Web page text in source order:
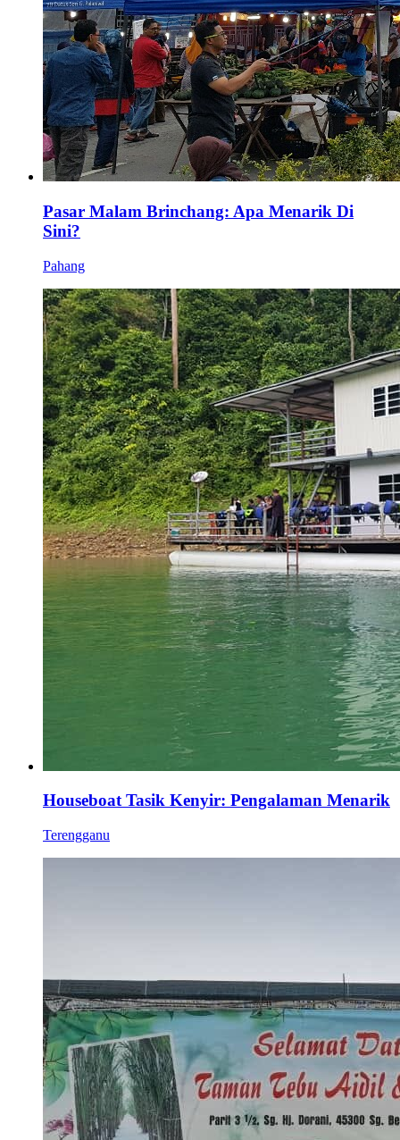
Pasar Malam Brinchang: Apa Menarik Di
Sini?
Pahang
Houseboat Tasik Kenyir: Pengalaman Menarik
Terengganu